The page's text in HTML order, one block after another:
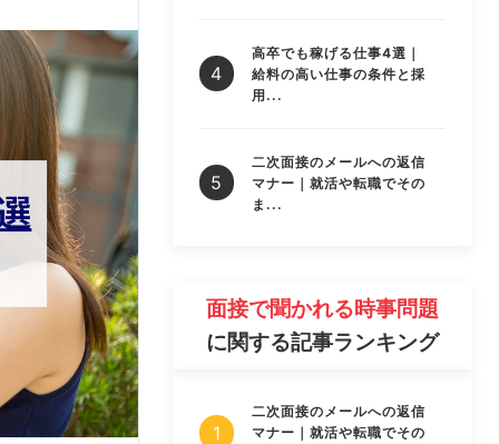
高卒でも稼げる仕事4選｜
給料の高い仕事の条件と採
用...
二次面接のメールへの返信
マナー｜就活や転職でその
ま...
面接で聞かれる時事問題
に関する記事ランキング
二次面接のメールへの返信
マナー｜就活や転職でその